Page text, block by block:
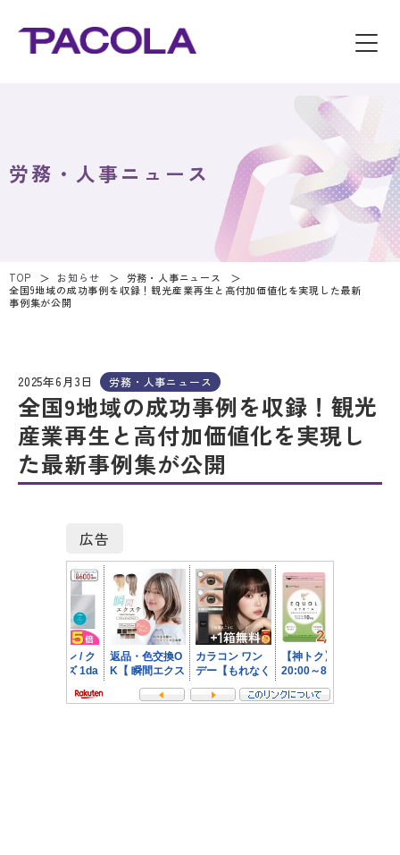
労務・人事ニュース
TOP お知らせ
労務・人事ニュース
全国9地域の成功事例を収録！観光産業再生と高付加価値化を実現した最新
事例集が公開
2025年6月3日 労務・人事ニュース
全国9地域の成功事例を収録！観光
産業再生と高付加価値化を実現し
た最新事例集が公開
広告